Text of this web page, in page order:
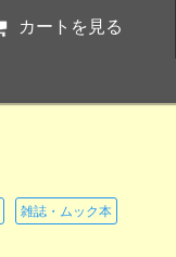
カートを見る
雑誌・ムック本